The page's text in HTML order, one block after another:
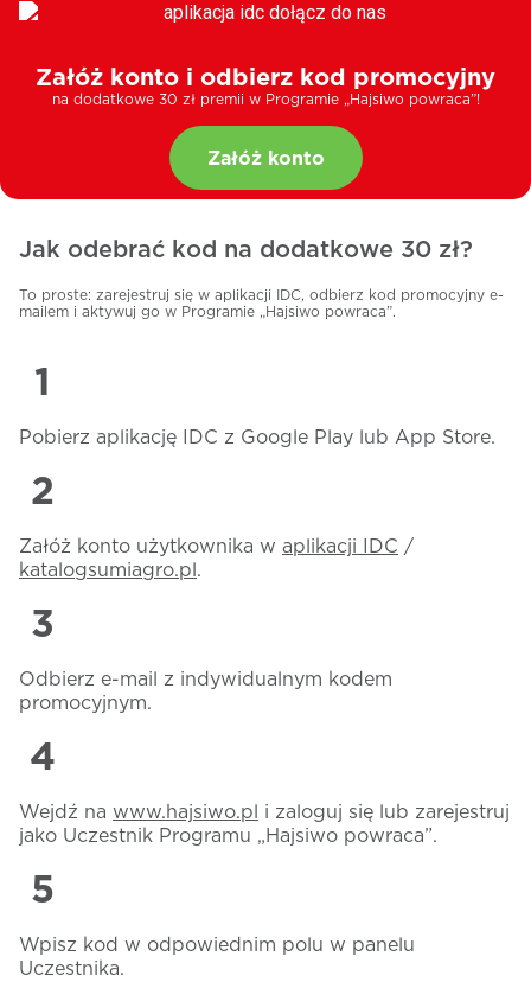
Załóż konto i odbierz kod promocyjny
na dodatkowe 30 zł premii w Programie „Hajsiwo powraca”!
Załóż konto
Jak odebrać kod na dodatkowe 30 zł?
To proste: zarejestruj się w aplikacji IDC, odbierz kod promocyjny e-
mailem i aktywuj go w Programie „Hajsiwo powraca”.
Pobierz aplikację IDC z Google Play lub App Store.
Załóż konto użytkownika w aplikacji IDC /
katalogsumiagro.pl.
Odbierz e-mail z indywidualnym kodem
promocyjnym.
Wejdź na www.hajsiwo.pl i zaloguj się lub zarejestruj
jako Uczestnik Programu „Hajsiwo powraca”.
Wpisz kod w odpowiednim polu w panelu
Uczestnika.